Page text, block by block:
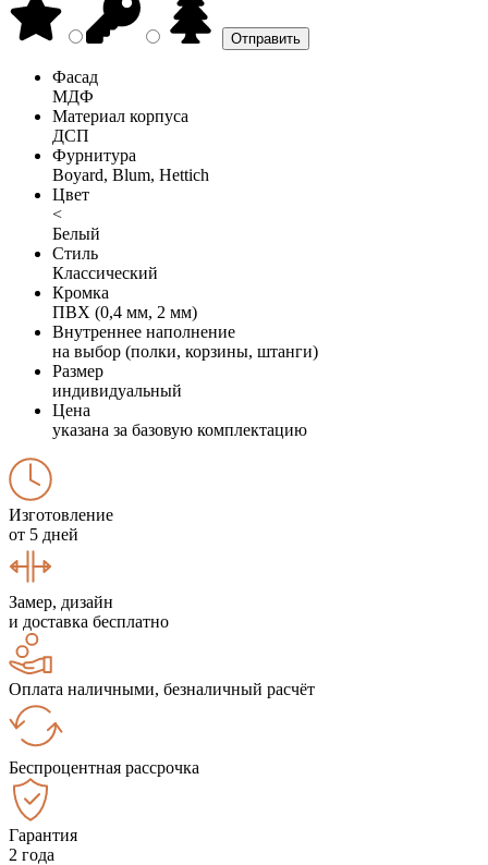
Фасад
МДФ
Материал корпуса
ДСП
Фурнитура
Boyard, Blum, Hettich
Цвет
<
Белый
Стиль
Классический
Кромка
ПВХ (0,4 мм, 2 мм)
Внутреннее наполнение
на выбор (полки, корзины, штанги)
Размер
индивидуальный
Цена
указана за базовую комплектацию
Изготовление
от 5 дней
Замер, дизайн
и доставка бесплатно
Оплата наличными, безналичный расчёт
Беспроцентная рассрочка
Гарантия
2 года